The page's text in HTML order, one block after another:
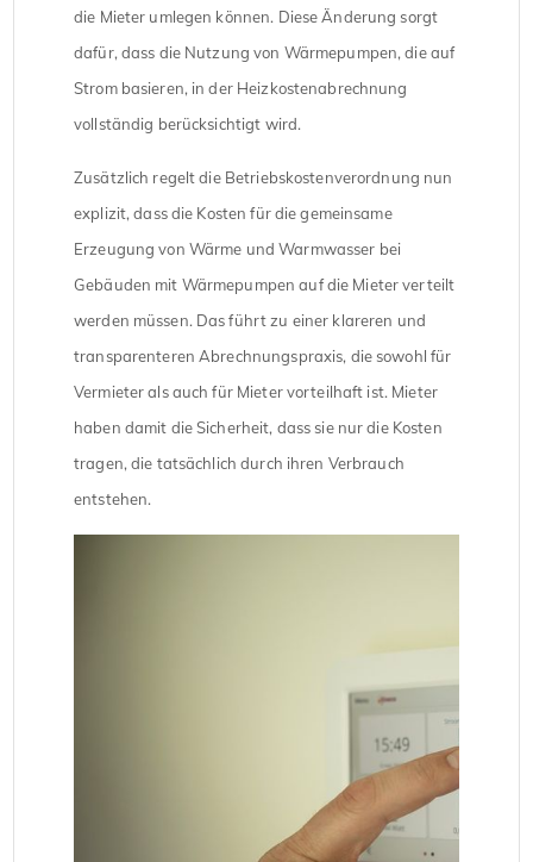
die Mieter umlegen können. Diese Änderung sorgt
dafür, dass die Nutzung von Wärmepumpen, die auf
Strom basieren, in der Heizkostenabrechnung
vollständig berücksichtigt wird.
Zusätzlich regelt die Betriebskostenverordnung nun
explizit, dass die Kosten für die gemeinsame
Erzeugung von Wärme und Warmwasser bei
Gebäuden mit Wärmepumpen auf die Mieter verteilt
werden müssen. Das führt zu einer klareren und
transparenteren Abrechnungspraxis, die sowohl für
Vermieter als auch für Mieter vorteilhaft ist. Mieter
haben damit die Sicherheit, dass sie nur die Kosten
tragen, die tatsächlich durch ihren Verbrauch
entstehen.